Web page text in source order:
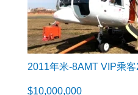
2011年米-8AMT VIP乘
$10,000,000